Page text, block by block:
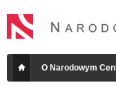
O Narodowym